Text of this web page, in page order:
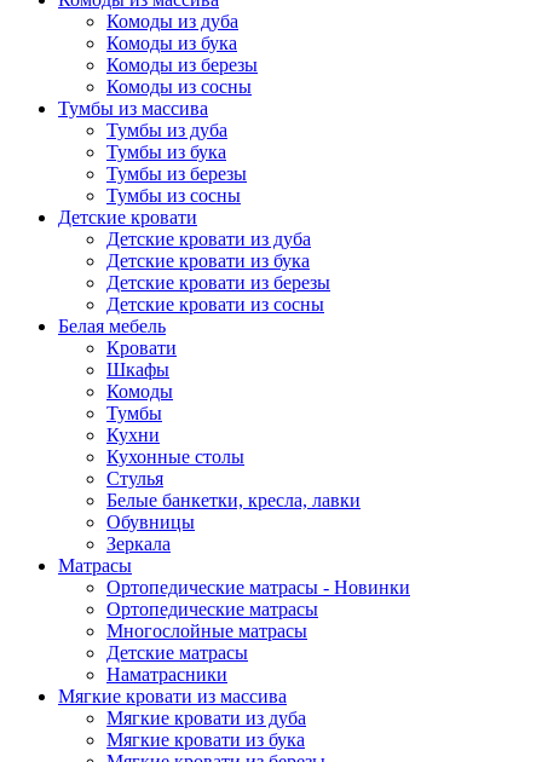
Комоды из дуба
Комоды из бука
Комоды из березы
Комоды из сосны
Тумбы из массива
Тумбы из дуба
Тумбы из бука
Тумбы из березы
Тумбы из сосны
Детские кровати
Детские кровати из дуба
Детские кровати из бука
Детские кровати из березы
Детские кровати из сосны
Белая мебель
Кровати
Шкафы
Комоды
Тумбы
Кухни
Кухонные столы
Стулья
Белые банкетки, кресла, лавки
Обувницы
Зеркала
Матрасы
Ортопедические матрасы - Новинки
Ортопедические матрасы
Многослойные матрасы
Детские матрасы
Наматрасники
Мягкие кровати из массива
Мягкие кровати из дуба
Мягкие кровати из бука